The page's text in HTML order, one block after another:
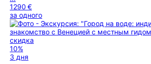
1290 €
за одного
скидка
10%
3 дня